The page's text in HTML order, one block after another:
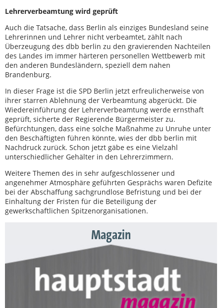
Lehrerverbeamtung wird geprüft
Auch die Tatsache, dass Berlin als einziges Bundesland seine
Lehrerinnen und Lehrer nicht verbeamtet, zählt nach
Überzeugung des dbb berlin zu den gravierenden Nachteilen
des Landes im immer härteren personellen Wettbewerb mit
den anderen Bundesländern, speziell dem nahen
Brandenburg.
In dieser Frage ist die SPD Berlin jetzt erfreulicherweise von
ihrer starren Ablehnung der Verbeamtung abgerückt. Die
Wiedereinführung der Lehrerverbeamtung werde ernsthaft
geprüft, sicherte der Regierende Bürgermeister zu.
Befürchtungen, dass eine solche Maßnahme zu Unruhe unter
den Beschäftigten führen könnte, wies der dbb berlin mit
Nachdruck zurück. Schon jetzt gäbe es eine Vielzahl
unterschiedlicher Gehälter in den Lehrerzimmern.
Weitere Themen des in sehr aufgeschlossener und
angenehmer Atmosphäre geführten Gesprächs waren Defizite
bei der Abschaffung sachgrundlose Befristung und bei der
Einhaltung der Fristen für die Beteiligung der
gewerkschaftlichen Spitzenorganisationen.
Magazin